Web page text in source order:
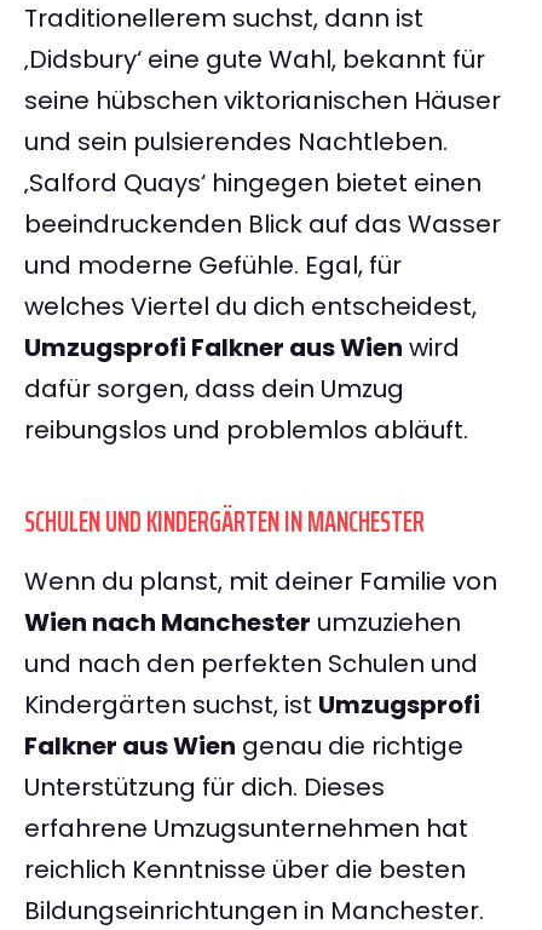
Traditionellerem suchst, dann ist
‚Didsbury‘ eine gute Wahl, bekannt für
seine hübschen viktorianischen Häuser
und sein pulsierendes Nachtleben.
‚Salford Quays‘ hingegen bietet einen
beeindruckenden Blick auf das Wasser
und moderne Gefühle. Egal, für
welches Viertel du dich entscheidest,
Umzugsprofi Falkner aus Wien wird
dafür sorgen, dass dein Umzug
reibungslos und problemlos abläuft.
SCHULEN UND KINDERGÄRTEN IN MANCHESTER
Wenn du planst, mit deiner Familie von
Wien nach Manchester umzuziehen
und nach den perfekten Schulen und
Kindergärten suchst, ist Umzugsprofi
Falkner aus Wien genau die richtige
Unterstützung für dich. Dieses
erfahrene Umzugsunternehmen hat
reichlich Kenntnisse über die besten
Bildungseinrichtungen in Manchester.